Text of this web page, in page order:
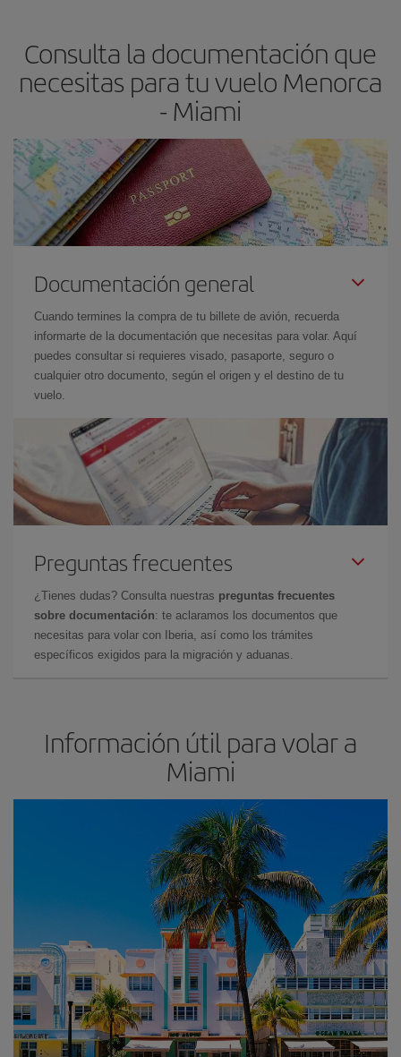
Consulta la documentación que
necesitas para tu vuelo Menorca
- Miami
Documentación general
Cuando termines la compra de tu billete de avión, recuerda
informarte de la documentación que necesitas para volar. Aquí
puedes consultar si requieres visado, pasaporte, seguro o
cualquier otro documento, según el origen y el destino de tu
vuelo.
Preguntas frecuentes
¿Tienes dudas? Consulta nuestras preguntas frecuentes
sobre documentación: te aclaramos los documentos que
necesitas para volar con Iberia, así como los trámites
específicos exigidos para la migración y aduanas.
Información útil para volar a
Miami